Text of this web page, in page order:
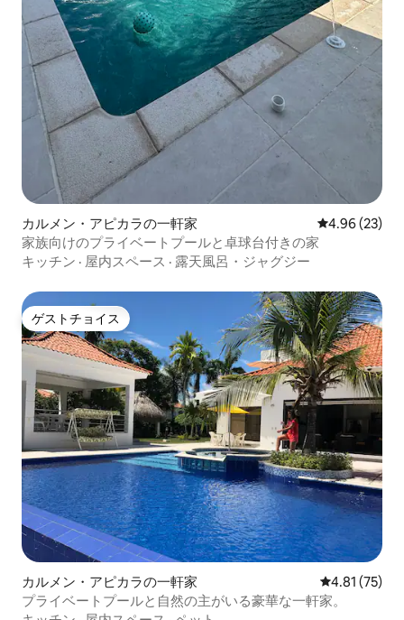
カルメン・アピカラの一軒家 レビュー23
4.96 (23)
家族向けのプライベートプールと卓球台付きの家
キッチン · 屋内スペース · 露天風呂・ジャグジー
ゲストチョイス
ゲストチョイス
カルメン・アピカラの一軒家 レビュー75
4.81 (75)
プライベートプールと自然の主がいる豪華な一軒家。